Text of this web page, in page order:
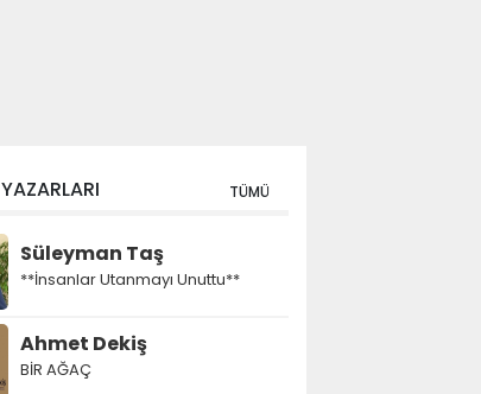
YAZARLARI TÜMÜ
Süleyman Taş
**İnsanlar Utanmayı Unuttu**
Ahmet Dekiş
BİR AĞAÇ